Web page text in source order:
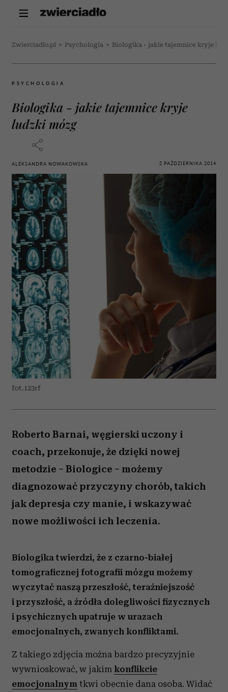
Zwierciadlo.pl > Psychologia > Biologika - jakie tajemnice kryje
PSYCHOLOGIA
Biologika - jakie tajemnice kryje
ludzki mózg
ALEKSANDRA NOWAKOWSKA 2 PAŹDZIERNIKA 2014
fot.123rf
Roberto Barnai, węgierski uczony i
coach, przekonuje, że dzięki nowej
metodzie – Biologice – możemy
diagnozować przyczyny chorób, takich
jak depresja czy manie, i wskazywać
nowe możliwości ich leczenia.
Biologika twierdzi, że z czarno-białej
tomograficznej fotografii mózgu możemy
wyczytać naszą przeszłość, teraźniejszość
i przyszłość, a źródła dolegliwości fizycznych
i psychicznych upatruje w urazach
emocjonalnych, zwanych konfliktami.
Z takiego zdjęcia można bardzo precyzyjnie
wywnioskować, w jakim konflikcie
emocjonalnym tkwi obecnie dana osoba. Widać